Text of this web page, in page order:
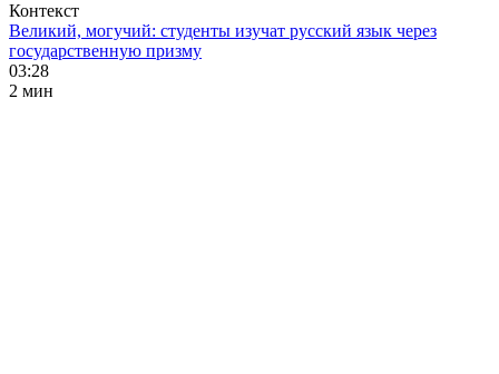
Контекст
Великий, могучий: студенты изучат русский язык через
государственную призму
03:28
2 мин